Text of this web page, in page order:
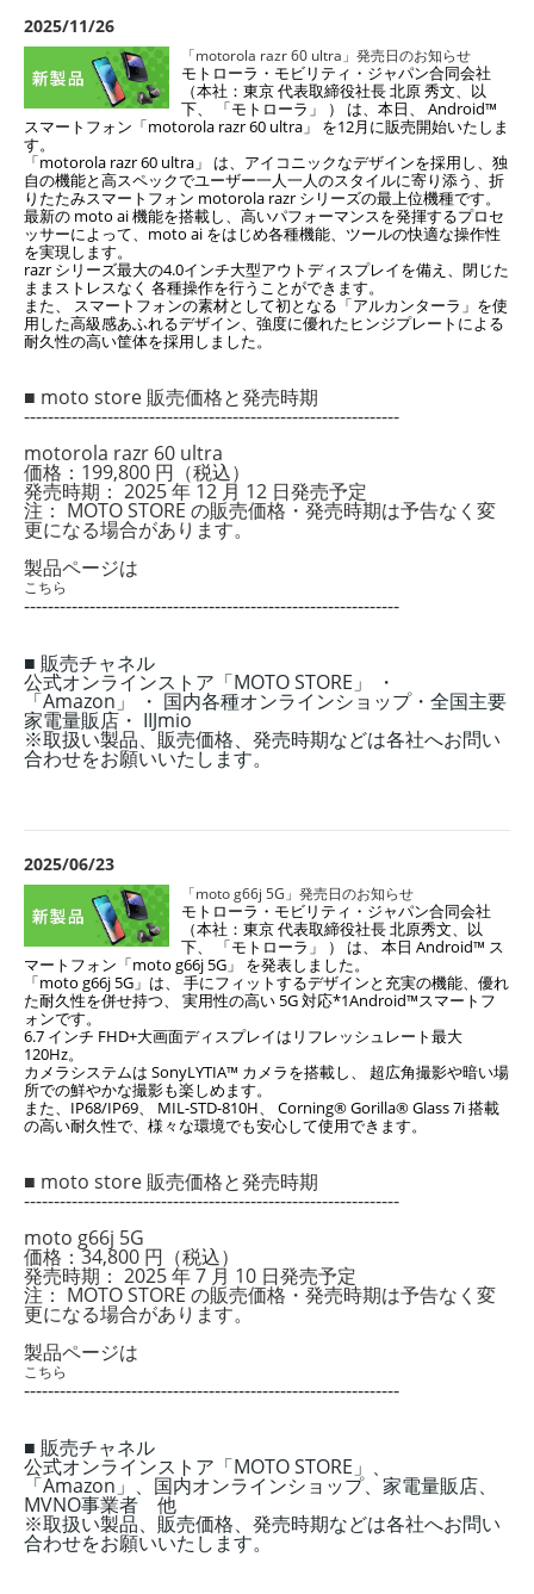
2025/11/26
「motorola razr 60 ultra」発売日のお知らせ
モトローラ・モビリティ・ジャパン合同会社
（本社：東京 代表取締役社長 北原 秀文、以
下、 「モトローラ」 ） は、本日、 Android™
スマートフォン「motorola razr 60 ultra」 を12月に販売開始いたしま
す。
「motorola razr 60 ultra」 は、アイコニックなデザインを採用し、独
自の機能と高スペックでユーザー一人一人のスタイルに寄り添う、折
りたたみスマートフォン motorola razr シリーズの最上位機種です。
最新の moto ai 機能を搭載し、高いパフォーマンスを発揮するプロセ
ッサーによって、moto ai をはじめ各種機能、ツールの快適な操作性
を実現します。
razr シリーズ最大の4.0インチ大型アウトディスプレイを備え、閉じた
ままストレスなく 各種操作を行うことができます。
また、 スマートフォンの素材として初となる「アルカンターラ」を使
用した高級感あふれるデザイン、強度に優れたヒンジプレートによる
耐久性の高い筐体を採用しました。
■ moto store 販売価格と発売時期
---------------------------------------------------------------
motorola razr 60 ultra
価格：199,800 円（税込）
発売時期： 2025 年 12 月 12 日発売予定
注： MOTO STORE の販売価格・発売時期は予告なく変
更になる場合があります。
製品ページは
こちら
---------------------------------------------------------------
■ 販売チャネル
公式オンラインストア「MOTO STORE」 ・
「Amazon」 ・ 国内各種オンラインショップ・全国主要
家電量販店・ IIJmio
※取扱い製品、販売価格、発売時期などは各社へお問い
合わせをお願いいたします。
2025/06/23
「moto g66j 5G」発売日のお知らせ
モトローラ・モビリティ・ジャパン合同会社
（本社：東京 代表取締役社長 北原秀文、以
下、 「モトローラ」 ） は、 本日 Android™ ス
マートフォン「moto g66j 5G」 を発表しました。
「moto g66j 5G」は、 手にフィットするデザインと充実の機能、優れ
た耐久性を併せ持つ、 実用性の高い 5G 対応*1Android™スマートフ
ォンです。
6.7 インチ FHD+大画面ディスプレイはリフレッシュレート最大
120Hz。
カメラシステムは SonyLYTIA™ カメラを搭載し、 超広角撮影や暗い場
所での鮮やかな撮影も楽しめます。
また、IP68/IP69、 MIL-STD-810H、 Corning® Gorilla® Glass 7i 搭載
の高い耐久性で、様々な環境でも安心して使用できます。
■ moto store 販売価格と発売時期
---------------------------------------------------------------
moto g66j 5G
価格：34,800 円（税込）
発売時期： 2025 年 7 月 10 日発売予定
注： MOTO STORE の販売価格・発売時期は予告なく変
更になる場合があります。
製品ページは
こちら
---------------------------------------------------------------
■ 販売チャネル
公式オンラインストア「MOTO STORE」、
「Amazon」、国内オンラインショップ、家電量販店、
MVNO事業者 他
※取扱い製品、販売価格、発売時期などは各社へお問い
合わせをお願いいたします。